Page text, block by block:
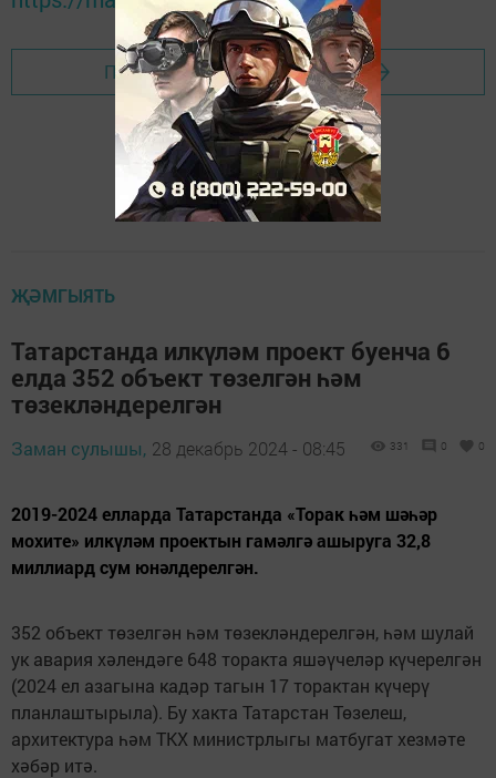
Перейти на страницу новости
ҖӘМГЫЯТЬ
Татарстанда илкүләм проект буенча 6
елда 352 объект төзелгән һәм
төзекләндерелгән
Заман сулышы, 28 декабрь 2024 - 08:45 331 0 0
2019-2024 елларда Татарстанда «Торак һәм шәһәр
мохите» илкүләм проектын гамәлгә ашыруга 32,8
миллиард сум юнәлдерелгән.
352 объект төзелгән һәм төзекләндерелгән, һәм шулай
ук авария хәлендәге 648 торакта яшәүчеләр күчерелгән
(2024 ел азагына кадәр тагын 17 торактан күчерү
планлаштырыла). Бу хакта Татарстан Төзелеш,
архитектура һәм ТКХ министрлыгы матбугат хезмәте
хәбәр итә.